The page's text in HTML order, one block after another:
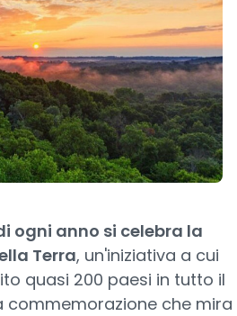
ogni anno si celebra la
Terra, un'iniziativa a cui
quasi 200 paesi in tutto il
commemorazione che mira